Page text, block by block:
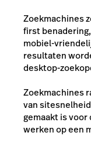
Zoekmachines
first
mobiel-
resultaten
desktop-
Zoekmachines
van
gemaakt is
werken op een